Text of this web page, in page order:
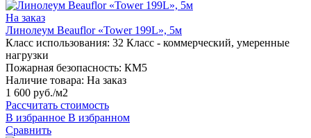
На заказ
Линолеум Beauflor «Tower 199L», 5м
Класс использования: 32 Класс - коммерческий, умеренные
нагрузки
Пожарная безопасность: КМ5
Наличие товара: На заказ
1 600 руб./м2
Рассчитать стоимость
В избранное В избранном
Сравнить